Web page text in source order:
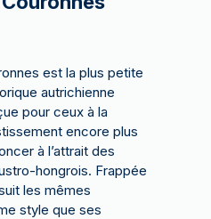
est la plus petite
autrichienne
pour ceux à la
encore plus
à l’attrait des
hongrois. Frappée
les mêmes
style que ses